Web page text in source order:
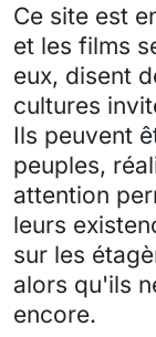
Ce site est
et les films
eux, disent
cultures
Ils peuvent
peuples,
attention
leurs
sur les
alors qu'ils
encore.